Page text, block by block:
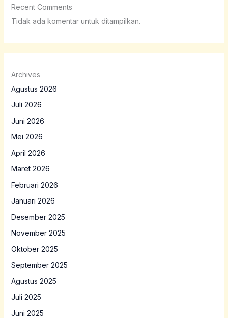
Recent Comments
Tidak ada komentar untuk ditampilkan.
Archives
Agustus 2026
Juli 2026
Juni 2026
Mei 2026
April 2026
Maret 2026
Februari 2026
Januari 2026
Desember 2025
November 2025
Oktober 2025
September 2025
Agustus 2025
Juli 2025
Juni 2025